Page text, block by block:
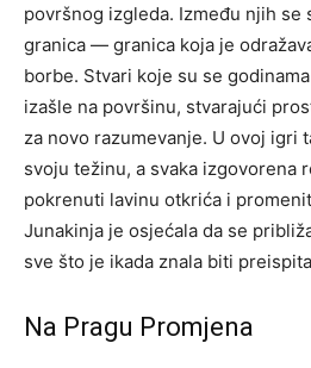
površnog izgleda. Između njih se
granica — granica koja je
borbe. Stvari koje su se
izašle na površinu, stvarajući
za novo razumevanje. U ovoj igri
svoju težinu, a svaka izgovorena
pokrenuti lavinu otkrića i
Junakinja je osjećala da se
sve što je ikada znala biti
Na Pragu Promjena